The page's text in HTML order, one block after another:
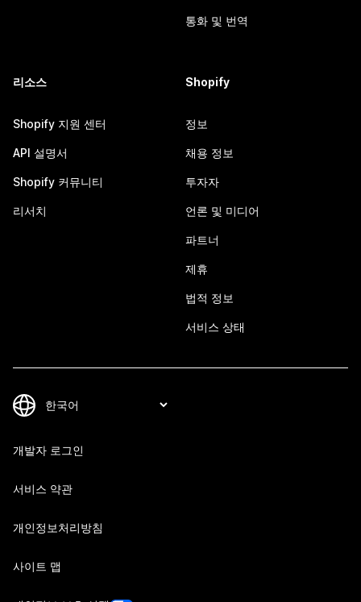
통화 및 번역
리소스
Shopify 지원 센터
API 설명서
Shopify 커뮤니티
리서치
Shopify
정보
채용 정보
투자자
언론 및 미디어
파트너
제휴
법적 정보
서비스 상태
개발자 로그인
서비스 약관
개인정보처리방침
사이트 맵